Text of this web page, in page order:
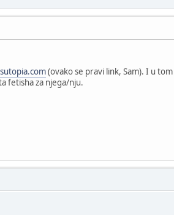
(ovako se pravi link, Sam). I u
fetisha za njega/nju.